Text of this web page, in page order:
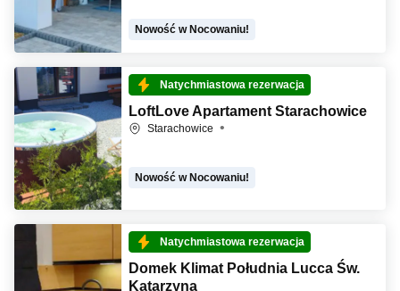
Nowość w Nocowaniu!
Natychmiastowa rezerwacja
LoftLove Apartament Starachowice
Starachowice
Nowość w Nocowaniu!
Natychmiastowa rezerwacja
Domek Klimat Południa Lucca Św.
Katarzyna